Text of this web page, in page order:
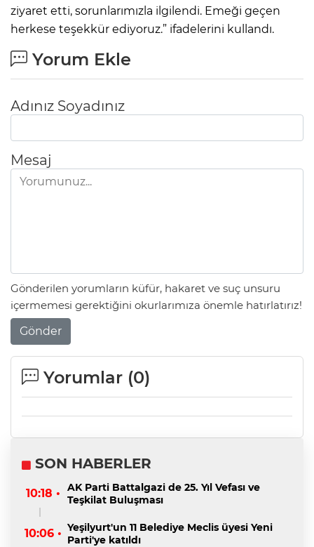
ziyaret etti, sorunlarımızla ilgilendi. Emeği geçen
herkese teşekkür ediyoruz.” ifadelerini kullandı.
Yorum Ekle
Adınız Soyadınız
Mesaj
Gönderilen yorumların küfür, hakaret ve suç unsuru
içermemesi gerektiğini okurlarımıza önemle hatırlatırız!
Gönder
Yorumlar (0)
SON HABERLER
10:18 •
AK Parti Battalgazi de 25. Yıl Vefası ve
Teşkilat Buluşması
10:06 • Yeşilyurt'un 11 Belediye Meclis üyesi Yeni
Parti'ye katıldı